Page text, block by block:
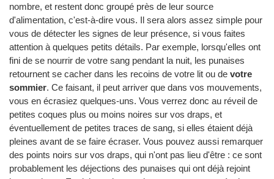
nombre, et restent donc groupé près de leur source
d'alimentation, c'est-à-dire vous. Il sera alors assez simple pour
vous de détecter les signes de leur présence, si vous faites
attention à quelques petits détails. Par exemple, lorsqu'elles ont
fini de se nourrir de votre sang pendant la nuit, les punaises
retournent se cacher dans les recoins de votre lit ou de votre
sommier. Ce faisant, il peut arriver que dans vos mouvements,
vous en écrasiez quelques-uns. Vous verrez donc au réveil de
petites coques plus ou moins noires sur vos draps, et
éventuellement de petites traces de sang, si elles étaient déjà
pleines avant de se faire écraser. Vous pouvez aussi remarquer
des points noirs sur vos draps, qui n'ont pas lieu d'être : ce sont
probablement les déjections des punaises qui ont déjà rejoint